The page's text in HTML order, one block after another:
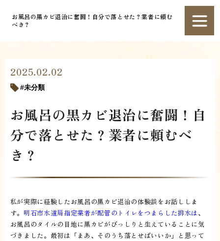
お風呂の黒カビ退治に奮闘！自分で落とせた？業者に頼む
べき？
2025.02.02
未分類
お風呂の黒カビ退治に奮闘！自
分で落とせた？業者に頼むべ
き？
私が実際に経験したお風呂の黒カビ退治の体験談をお話ししま
す。 明石市水道局指定業者が配管のトイレをつまらした排水は、
お風呂のタイルの目地に黒カビがびっしりと生えていることに気
づきました。最初は「まあ、そのうち落とせばいいか」と思って